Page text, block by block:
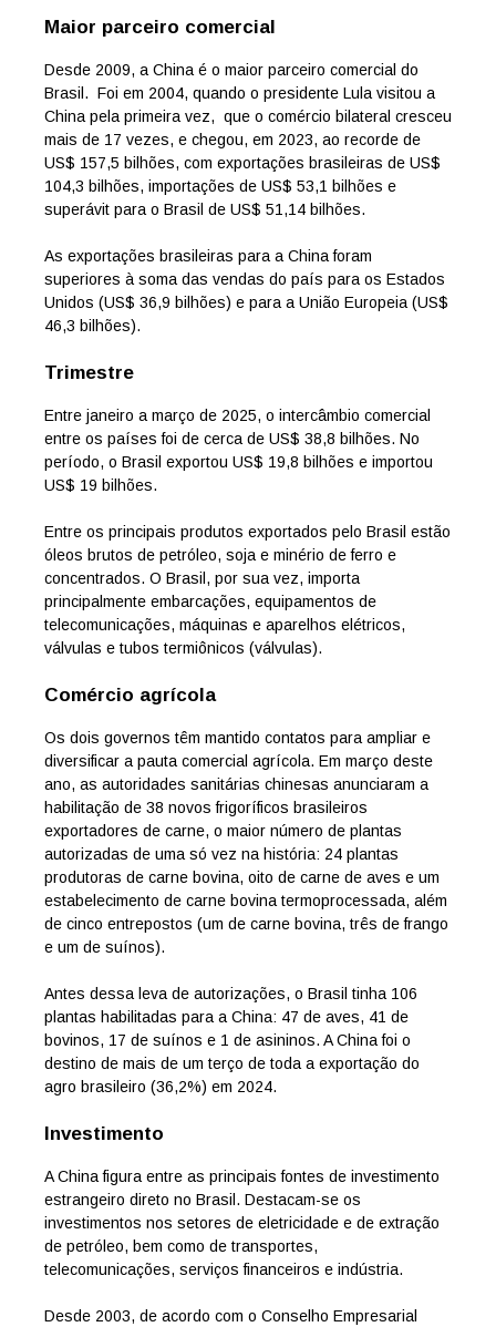
Maior parceiro comercial
Desde 2009, a China é o maior parceiro comercial do
Brasil. Foi em 2004, quando o presidente Lula visitou a
China pela primeira vez, que o comércio bilateral cresceu
mais de 17 vezes, e chegou, em 2023, ao recorde de
US$ 157,5 bilhões, com exportações brasileiras de US$
104,3 bilhões, importações de US$ 53,1 bilhões e
superávit para o Brasil de US$ 51,14 bilhões.
As exportações brasileiras para a China foram
superiores à soma das vendas do país para os Estados
Unidos (US$ 36,9 bilhões) e para a União Europeia (US$
46,3 bilhões).
Trimestre
Entre janeiro a março de 2025, o intercâmbio comercial
entre os países foi de cerca de US$ 38,8 bilhões. No
período, o Brasil exportou US$ 19,8 bilhões e importou
US$ 19 bilhões.
Entre os principais produtos exportados pelo Brasil estão
óleos brutos de petróleo, soja e minério de ferro e
concentrados. O Brasil, por sua vez, importa
principalmente embarcações, equipamentos de
telecomunicações, máquinas e aparelhos elétricos,
válvulas e tubos termiônicos (válvulas).
Comércio agrícola
Os dois governos têm mantido contatos para ampliar e
diversificar a pauta comercial agrícola. Em março deste
ano, as autoridades sanitárias chinesas anunciaram a
habilitação de 38 novos frigoríficos brasileiros
exportadores de carne, o maior número de plantas
autorizadas de uma só vez na história: 24 plantas
produtoras de carne bovina, oito de carne de aves e um
estabelecimento de carne bovina termoprocessada, além
de cinco entrepostos (um de carne bovina, três de frango
e um de suínos).
Antes dessa leva de autorizações, o Brasil tinha 106
plantas habilitadas para a China: 47 de aves, 41 de
bovinos, 17 de suínos e 1 de asininos. A China foi o
destino de mais de um terço de toda a exportação do
agro brasileiro (36,2%) em 2024.
Investimento
A China figura entre as principais fontes de investimento
estrangeiro direto no Brasil. Destacam-se os
investimentos nos setores de eletricidade e de extração
de petróleo, bem como de transportes,
telecomunicações, serviços financeiros e indústria.
Desde 2003, de acordo com o Conselho Empresarial